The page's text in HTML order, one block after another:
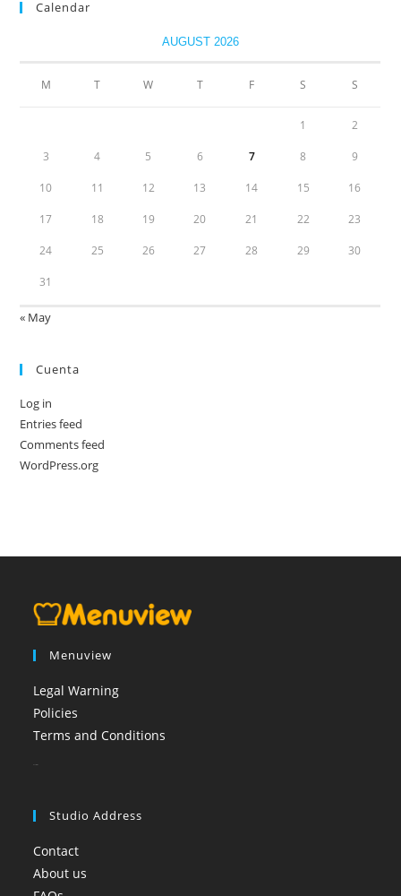
Calendar
AUGUST 2026
M T W T F S S
1 2
3 4 5 6 7 8 9
10 11 12 13 14 15 16
17 18 19 20 21 22 23
24 25 26 27 28 29 30
31
« May
Cuenta
Log in
Entries feed
Comments feed
WordPress.org
Menuview
Legal Warning
Policies
Terms and Conditions
Studio Address
Contact
About us